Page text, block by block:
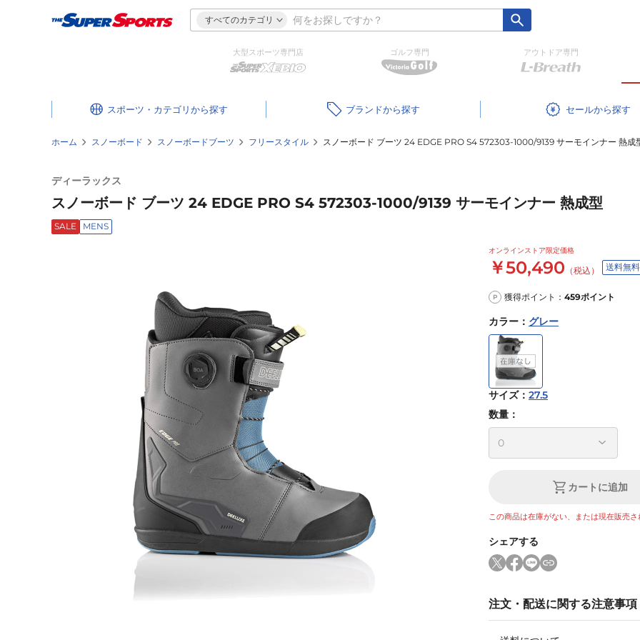
すべてのカテゴリ
大型スポーツ専門店 ゴルフ専門 アウトドア専門
スポーツ・カテゴリ ブランド セール
ホーム スノーボード スノーボードブーツ フリースタイル スノーボード ブーツ 24 EDGE PRO S4 572303-1000/9139 サーモインナー 熱成
ディーラックス
スノーボード ブーツ 24 EDGE PRO S4 572303-1000/9139 サーモインナー 熱成型
SALE MENS
オンラインストア限定価格
￥50,490 （税込） 送料無料
P 獲得ポイント： 459ポイント
カラー ： グレー
サイズ： 27.5
数量：
カートに追加
この商品は在庫がない、または現在販売さ
シェアする
注文・配送に関する注意事項